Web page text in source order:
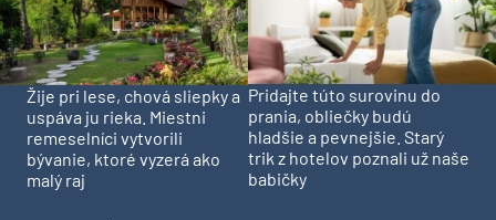
Žije pri lese, chová sliepky a
uspáva ju rieka. Miestni
remeselníci vytvorili
bývanie, ktoré vyzerá ako
malý raj
Pridajte túto surovinu do
prania, obliečky budú
hladšie a pevnejšie. Starý
trik z hotelov poznali už naše
babičky